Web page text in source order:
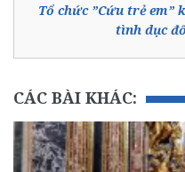
Tổ chức ”Cứu trẻ
tình dục
CÁC BÀI KHÁC: